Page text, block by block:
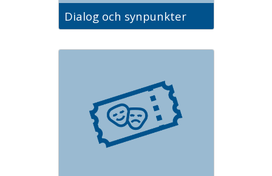
Dialog och synpunkter